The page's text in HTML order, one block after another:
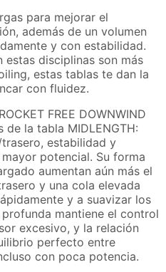
para mejorar el
además de un volumen
y con estabilidad.
estas disciplinas son más
estas tablas te dan la
con fluidez.
FREE DOWNWIND
de la tabla MIDLENGTH:
estabilidad y
potencial. Su forma
aumentan aún más el
y una cola elevada
y a suavizar los
mantiene el control
excesivo, y la relación
perfecto entre
con poca potencia.